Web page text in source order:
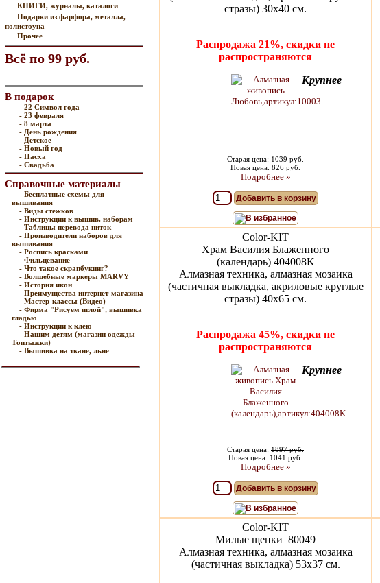
КНИГИ, журналы, каталоги
Подарки из фарфора, металла,
полистоуна
Прочее
Всё по 99 руб.
В подарок
- 22 Символ года
- 23 февраля
- 8 марта
- День рождения
- Детское
- Новый год
- Пасха
- Свадьба
Справочные материалы
- Бесплатные схемы для
вышивания
- Виды стежков
- Инструкции к вышив. наборам
- Таблицы перевода ниток
- Производители наборов для
вышивания
- Роспись красками
- Фильцевание
- Что такое скрапбукинг?
- Волшебные маркеры MARVY
- История икон
- Преимущества интернет-магазина
- Мастер-классы (Видео)
- Фирма "Рисуем иглой", вышивка
гладью
- Инструкции к клею
- Нашим детям (магазин одежды
Топтыжки)
- Вышивка на ткане, льне
стразы) 30x40 см.
Распродажа 21%, скидки не
распространяются
Крупнее
Старая цена: 1039 руб.
Новая цена: 826 руб.
Подробнее »
Добавить в корзину
В избранное
Color-KIT
Храм Василия Блаженного
(календарь) 404008K
Алмазная техника, алмазная мозаика
(частичная выкладка, акриловые круглые
стразы) 40x65 см.
Распродажа 45%, скидки не
распространяются
Крупнее
Старая цена: 1897 руб.
Новая цена: 1041 руб.
Подробнее »
Добавить в корзину
В избранное
Color-KIT
Милые щенки 80049
Алмазная техника, алмазная мозаика
(частичная выкладка) 53х37 см.